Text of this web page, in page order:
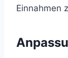
Einnahmen